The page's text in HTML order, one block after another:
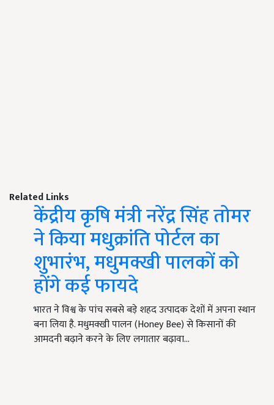
Related Links
केंद्रीय कृषि मंत्री नरेंद्र सिंह तोमर
ने किया मधुक्रांति पोर्टल का
शुभारंभ, मधुमक्खी पालकों को
होंगे कई फायदे
भारत ने विश्व के पांच सबसे बड़े शहद उत्पादक देशों में अपना स्थान
बना लिया है. मधुमक्खी पालन (Honey Bee) से किसानों की
आमदनी बढ़ाने करने के लिए लगातार बढ़ावा…